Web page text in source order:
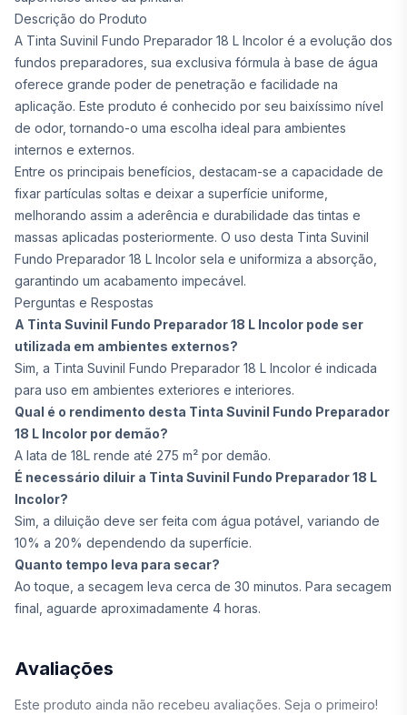
Descrição do Produto
A Tinta Suvinil Fundo Preparador 18 L Incolor é a evolução dos
fundos preparadores, sua exclusiva fórmula à base de água
oferece grande poder de penetração e facilidade na
aplicação. Este produto é conhecido por seu baixíssimo nível
de odor, tornando-o uma escolha ideal para ambientes
internos e externos.
Entre os principais benefícios, destacam-se a capacidade de
fixar partículas soltas e deixar a superfície uniforme,
melhorando assim a aderência e durabilidade das tintas e
massas aplicadas posteriormente. O uso desta Tinta Suvinil
Fundo Preparador 18 L Incolor sela e uniformiza a absorção,
garantindo um acabamento impecável.
Perguntas e Respostas
A Tinta Suvinil Fundo Preparador 18 L Incolor pode ser
utilizada em ambientes externos?
Sim, a Tinta Suvinil Fundo Preparador 18 L Incolor é indicada
para uso em ambientes exteriores e interiores.
Qual é o rendimento desta Tinta Suvinil Fundo Preparador
18 L Incolor por demão?
A lata de 18L rende até 275 m² por demão.
É necessário diluir a Tinta Suvinil Fundo Preparador 18 L
Incolor?
Sim, a diluição deve ser feita com água potável, variando de
10% a 20% dependendo da superfície.
Quanto tempo leva para secar?
Ao toque, a secagem leva cerca de 30 minutos. Para secagem
final, aguarde aproximadamente 4 horas.
Avaliações
Este produto ainda não recebeu avaliações. Seja o primeiro!